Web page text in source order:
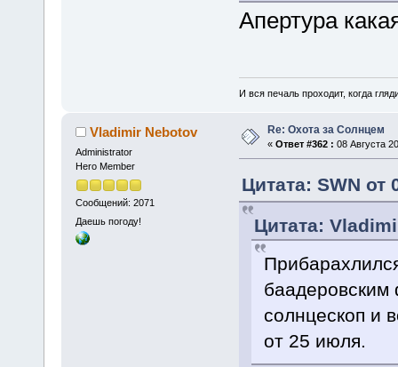
Апертура
И вся печаль проходит, когда
Vladimir Nebotov
Administrator
Hero Member
Сообщений: 2071
Даешь погоду!
Re: Охота за Солнцем
« Ответ #362 : 08 Августа
Цитата: SWN от
Цитата:
солнцескоп и
от 25 июля.